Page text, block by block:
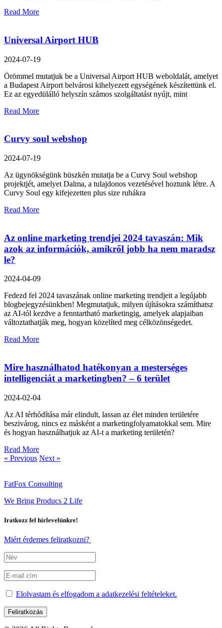
Read More
Universal Airport HUB
2024-07-19
Örömmel mutatjuk be a Universal Airport HUB weboldalát, amelyet
a Budapest Airport belvárosi kihelyezett egységének készítettünk el.
Ez az egyedülálló helyszín számos szolgáltatást nyújt, mint
Read More
Curvy soul webshop
2024-07-19
Az ügynökségünk büszkén mutatja be a Curvy Soul webshop
projektjét, amelyet Dalma, a tulajdonos vezetésével hoztunk létre. A
Curvy Soul egy kifejezetten plus size ruhákra
Read More
Az online marketing trendjei 2024 tavaszán: Mik
azok az információk, amikről jobb ha nem maradsz
le?
2024-04-09
Fedezd fel 2024 tavaszának online marketing trendjeit a legújabb
blogbejegyzésünkben! Megmutatjuk, milyen újításokra számíthatsz
az AI-tól kezdve a fenntartható marketingig, amelyek alapjaiban
változtathatják meg, hogyan közelíted meg célközönségedet.
Read More
Mire használhatod hatékonyan a mesterséges
intelligenciát a marketingben? – 6 terület
2024-02-04
Az AI térhódítása már elindult, lassan az élet minden területére
beszivárog, nincs ez másként a marketingfolyamatokkal sem. Mire
és hogyan használhatjuk az AI-t a marketing területén?
Read More
« Previous Next »
FatFox Consulting
We Bring Producs 2 Life
Iratkozz fel hírlevelünkre!
Miért érdemes feliratkozni?
Elolvastam és elfogadom a adatkezelési feltételeket.